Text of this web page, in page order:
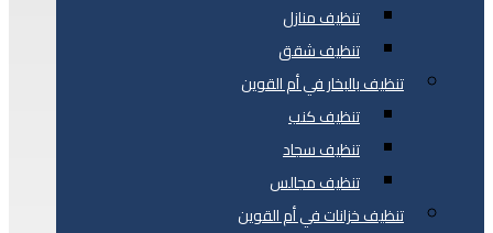
تنظيف منازل
تنظيف شقق
تنظيف بالبخار في أم القوين
تنظيف كنب
تنظيف سجاد
تنظيف مجالس
تنظيف خزانات في أم القوين